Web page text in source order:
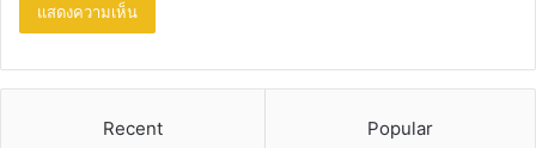
Recent Popular